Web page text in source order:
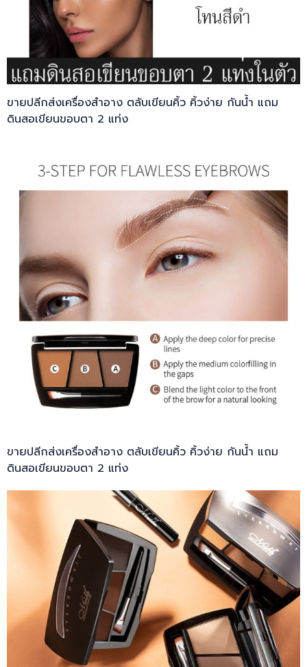
ขายปลีกส่งเครื่องสำอาง ตลับเขียนคิ้ว คิ้วง่าย กันน้ำ แถม
ดินสอเขียนขอบตา 2 แท่ง
ขายปลีกส่งเครื่องสำอาง ตลับเขียนคิ้ว คิ้วง่าย กันน้ำ แถม
ดินสอเขียนขอบตา 2 แท่ง